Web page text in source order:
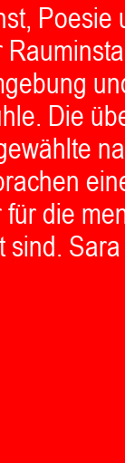
Poesie
Die
die